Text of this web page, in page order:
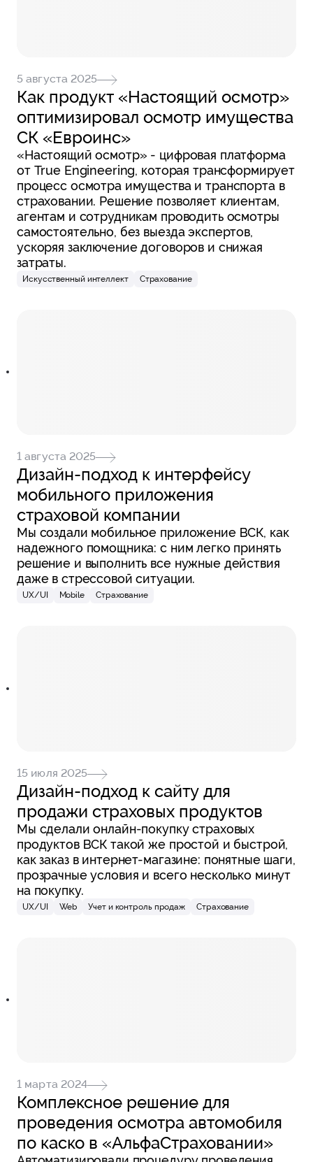
5 августа 2025
Как продукт «Настоящий осмотр»
оптимизировал осмотр имущества
СК «Евроинс»
«Настоящий осмотр» - цифровая платформа
от True Engineering, которая трансформирует
процесс осмотра имущества и транспорта в
страховании. Решение позволяет клиентам,
агентам и сотрудникам проводить осмотры
самостоятельно, без выезда экспертов,
ускоряя заключение договоров и снижая
затраты.
Искусственный интеллект Страхование
1 августа 2025
Дизайн-подход к интерфейсу
мобильного приложения
страховой компании
Мы создали мобильное приложение ВСК, как
надежного помощника:сним легко принять
решение и выполнить все нужные действия
даже в стрессовой ситуации.
UX/UI Mobile Страхование
15 июля 2025
Дизайн-подход к сайту для
продажи страховых продуктов
Мы сделали онлайн-покупку страховых
продуктов ВСК такой же простой и быстрой,
как заказ в интернет-магазине: понятные шаги,
прозрачные условия и всего несколько минут
на покупку.
UX/UI Web Учет и контроль продаж Страхование
1 марта 2024
Комплексное решение для
проведения осмотра автомобиля
по каско в «АльфаСтраховании»